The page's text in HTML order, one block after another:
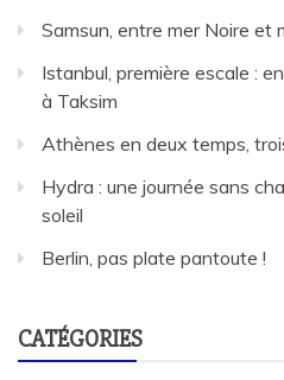
Samsun, entre mer Noire et
Istanbul, première escale :
à Taksim
Athènes en deux temps,
Hydra : une journée sans
soleil
Berlin, pas plate pantoute !
CATÉGORIES